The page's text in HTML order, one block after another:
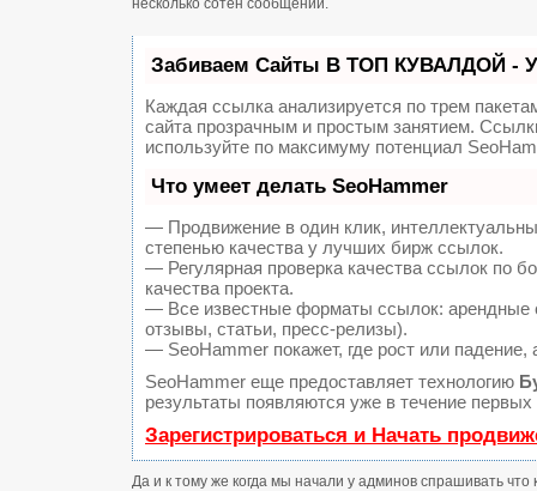
Забиваем Сайты В ТОП КУВАЛДОЙ -
Каждая ссылка анализируется по трем
сайта прозрачным и простым занятием.
используйте по максимуму потенциал
Что умеет делать SeoHammer
— Продвижение в один клик,
степенью качества у лучших бирж ссылок.
— Регулярная проверка качества ссылок по
качества проекта.
— Все известные форматы ссылок: арендные
отзывы, статьи, пресс-релизы).
— SeoHammer покажет, где рост или
SeoHammer еще предоставляет технологию
результаты появляются уже в течение первых
Зарегистрироваться и Начать
Да и к тому же когда мы начали у админов спрашивать что